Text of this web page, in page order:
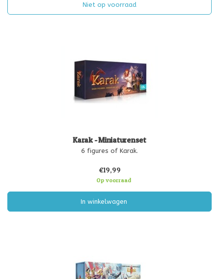
Niet op voorraad
Karak - Miniaturenset
6 figures of Karak.
€19,99
Op voorraad
In winkelwagen